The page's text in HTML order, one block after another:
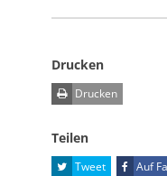
Drucken
Drucken
Teilen
Tweet Auf